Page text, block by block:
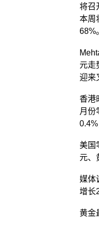
将召
本周
68%。
元走
迎来
香港
月份
美国
元、
媒体
增长
黄金